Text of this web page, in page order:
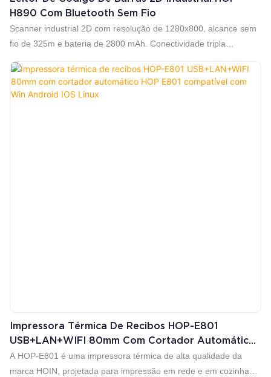
H890 Com Bluetooth Sem Fio
Scanner industrial 2D com resolução de 1280x800, alcance sem
fio de 325m e bateria de 2800 mAh. Conectividade tripla
USB/2.4G/Bluetooth 4.0. Confiável para uso intenso em
armazéns.
Impressora Térmica De Recibos HOP-E801
USB+LAN+WIFI 80mm Com Cortador Automático
HOP E801 Compatível Com Win Android IOS Linux
A HOP-E801 é uma impressora térmica de alta qualidade da
marca HOIN, projetada para impressão em rede e em cozinhas.